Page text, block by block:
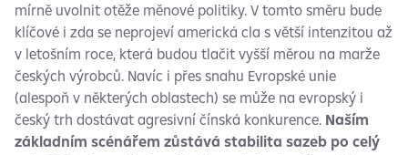
mírně uvolnit otěže měnové politiky. V tomto směru bude
klíčové i zda se neprojeví americká cla s větší intenzitou až
v letošním roce, která budou tlačit vyšší měrou na marže
českých výrobců. Navíc i přes snahu Evropské unie
(alespoň v některých oblastech) se může na evropský i
český trh dostávat agresivní čínská konkurence. Naším
základním scénářem zůstává stabilita sazeb po celý